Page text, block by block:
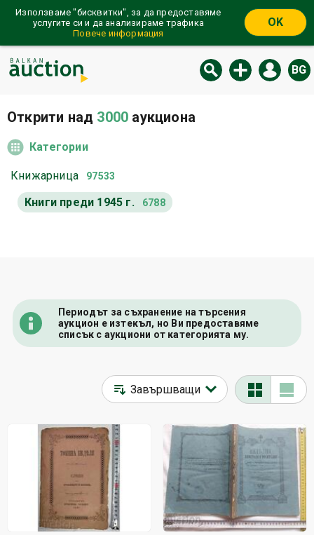
Използваме "бисквитки", за да предоставяме
услугите си и да анализираме трафика
Повече информация
OK
BG
Открити над 3000 аукциона
Категории
Книжарница 97533
Книги преди 1945 г. 6788
Периодът за съхранение на търсения
аукцион е изтекъл, но Ви предоставяме
списък с аукциони от категорията му.